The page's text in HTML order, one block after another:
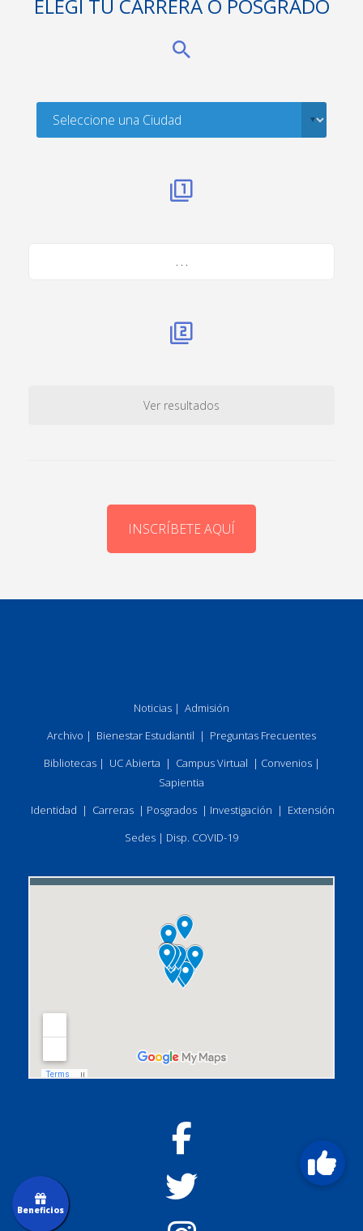
ELEGÍ TU CARRERA O POSGRADO
. . .
Ver resultados
INSCRÍBETE AQUÍ
Noticias | Admisión
Archivo | Bienestar Estudiantil | Preguntas Frecuentes
Bibliotecas| UC Abierta | Campus Virtual | Convenios|
Sapientia
Identidad | Carreras | Posgrados | Investigación | Extensión
Sedes | Disp. COVID-19
Beneficios